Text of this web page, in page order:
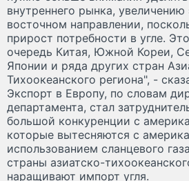
внутреннего рынка, увеличению
восточном направлении,
прирост потребности в угле.
очередь Китая, Южной Кореи,
Японии и ряда других стран
Тихоокеанского региона", -
Экспорт в Европу, по словам
департамента, стал
большой конкуренции с
которые вытесняются с
использованием сланцевого
страны азиатско-
наращивают импорт угля.